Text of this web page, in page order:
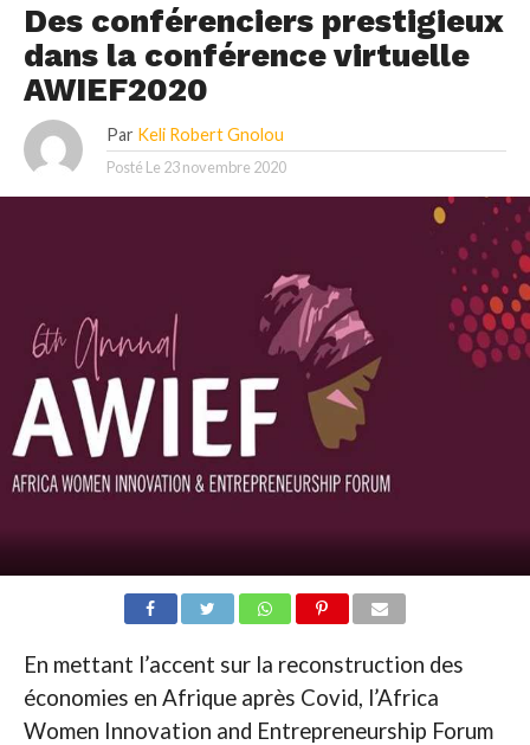
Des conférenciers prestigieux
dans la conférence virtuelle
AWIEF2020
Par Keli Robert Gnolou
Posté Le 23 novembre 2020
En mettant l’accent sur la reconstruction des
économies en Afrique après Covid, l’Africa
Women Innovation and Entrepreneurship Forum